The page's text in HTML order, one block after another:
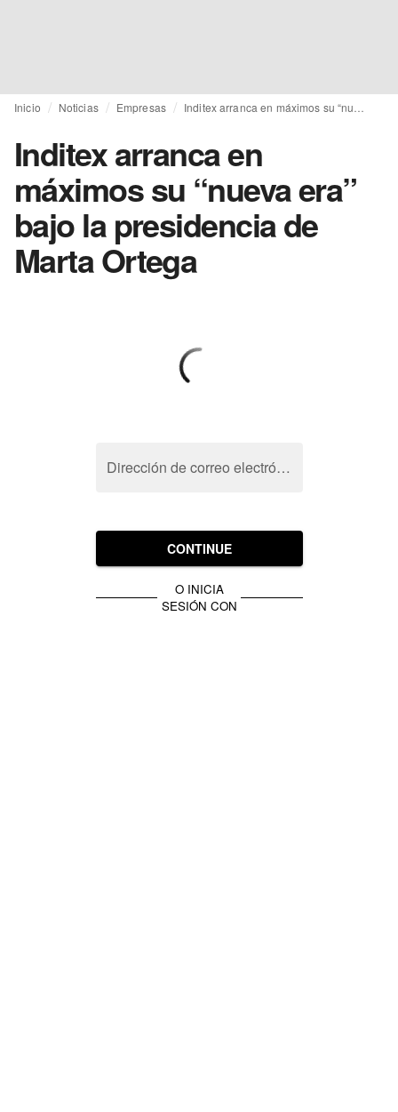
Inicio Noticias Empresas
Inditex arranca en
máximos su “nueva era”
bajo la presidencia de
Marta Ortega
Dirección de correo electrónico
CONTINUE
O INICIA
SESIÓN CON